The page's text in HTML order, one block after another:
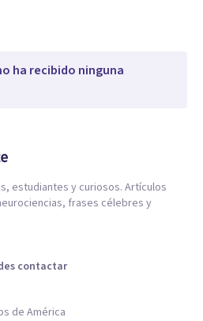
ha recibido ninguna
estudiantes y curiosos. Artículos
frases célebres y
contactar
de América